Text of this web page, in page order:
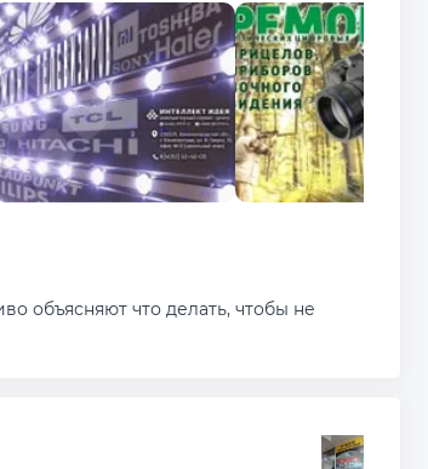
объясняют что делать, чтобы не